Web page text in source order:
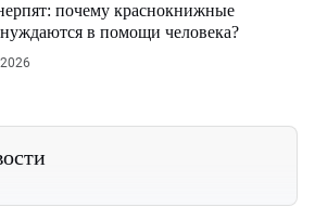
почему краснокнижные
в помощи человека?